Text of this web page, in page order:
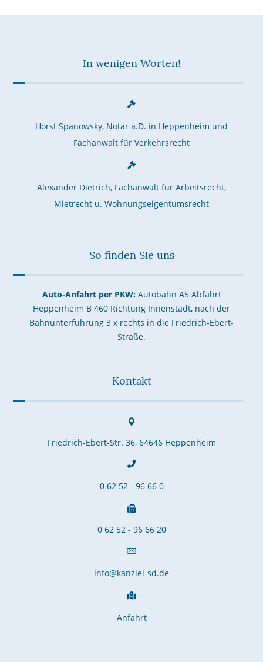
In wenigen Worten!
Horst Spanowsky, Notar a.D. in Heppenheim und
Fachanwalt für Verkehrsrecht
Alexander Dietrich, Fachanwalt für Arbeitsrecht,
Mietrecht u. Wohnungseigentumsrecht
So finden Sie uns
Auto-Anfahrt per PKW:Autobahn A5 Abfahrt
Heppenheim B 460 Richtung Innenstadt, nach der
Bahnunterführung 3 x rechts in die Friedrich-Ebert-
Straße.
Kontakt
Friedrich-Ebert-Str. 36, 64646 Heppenheim
0 62 52 - 96 66 0
0 62 52 - 96 66 20
info@kanzlei-sd.de
Anfahrt